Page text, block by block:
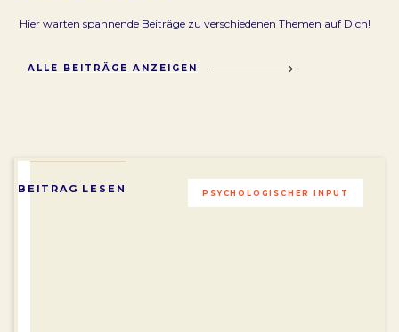
Hier warten spannende Beiträge zu verschiedenen Themen auf Dich!
ALLE BEITRÄGE ANZEIGEN
PSYCHOLOGISCHER INPUT
BEITRAG LESEN